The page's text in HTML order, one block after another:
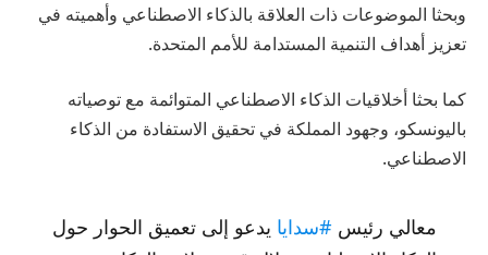
وبحثا الموضوعات ذات العلاقة بالذكاء الاصطناعي وأهميته في
تعزيز أهداف التنمية المستدامة للأمم المتحدة.
كما بحثا أخلاقيات الذكاء الاصطناعي المتوائمة مع توصياته
باليونسكو، وجهود المملكة في تحقيق الاستفادة من الذكاء
الاصطناعي.
معالي رئيس #سدايا يدعو إلى تعميق الحوار حول